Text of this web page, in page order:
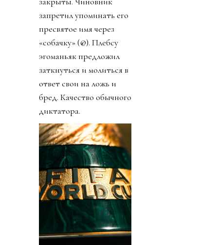
запретил упоминать его
пресвятое имя через
«собачку» (@). Плебсу
эгоманьяк предложил
заткнуться и молиться в
ответ свои на ложь и
бред. Качество обычного
диктатора.